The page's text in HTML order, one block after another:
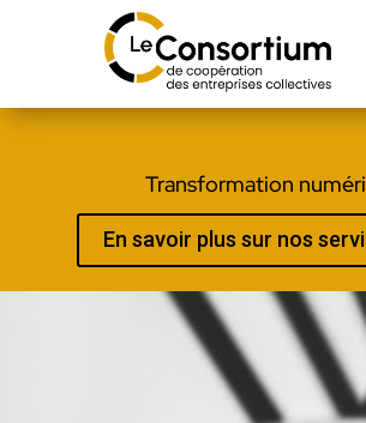
Transformation
En savoir plus sur nos